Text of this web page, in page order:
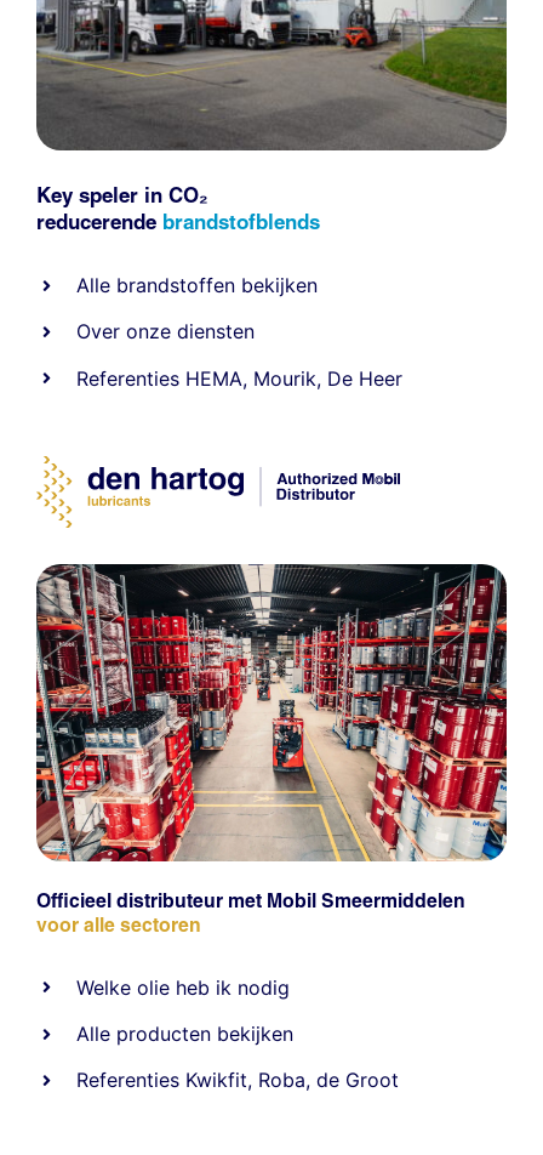
Key speler in CO₂
reducerende brandstofblends
Alle brandstoffen bekijken
Over onze diensten
Referenties HEMA, Mourik, De Heer
Officieel distributeur met Mobil Smeermiddelen
voor alle sectoren
Welke olie heb ik nodig
Alle producten bekijken
Referenties Kwikfit, Roba,de Groot